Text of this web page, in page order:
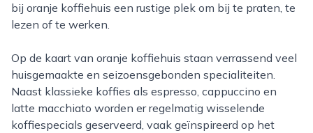
bij oranje koffiehuis een rustige plek om bij te praten, te
lezen of te werken.
Op de kaart van oranje koffiehuis staan verrassend veel
huisgemaakte en seizoensgebonden specialiteiten.
Naast klassieke koffies als espresso, cappuccino en
latte macchiato worden er regelmatig wisselende
koffiespecials geserveerd, vaak geïnspireerd op het